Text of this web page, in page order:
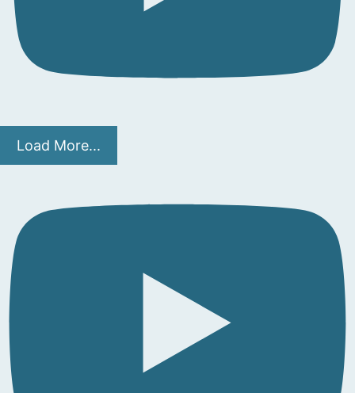
Load More...